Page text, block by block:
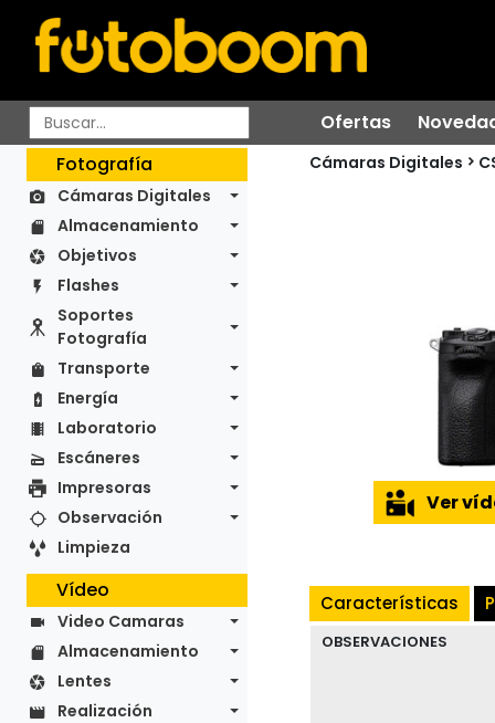
Ofertas
Fotografía
Cámaras Digitales
Almacenamiento
Objetivos
Flashes
Soportes
Fotografía
Transporte
Energía
Laboratorio
Escáneres
Impresoras
Observación
Limpieza
Vídeo
Video Camaras
Almacenamiento
Lentes
Realización
Cámaras Digitales
Ver
Características
OBSERVACIONES